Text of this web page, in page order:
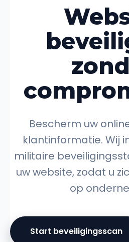
Bescherm uw
klantinformatie. Wij
militaire
uw website, zodat u
op
Start beveiligingsscan